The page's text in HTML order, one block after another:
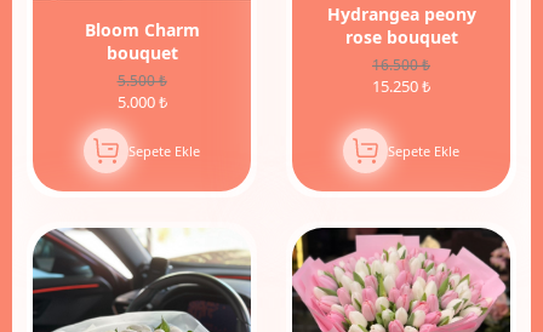
Bloom Charm
bouquet
5.500 ₺
5.000 ₺
Sepete Ekle
Hydrangea peony
rose bouquet
16.500 ₺
15.250 ₺
Sepete Ekle
9%
İndirim